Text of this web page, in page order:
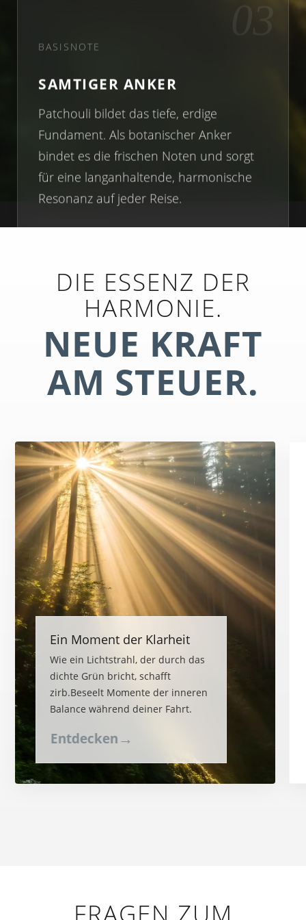
03
BASISNOTE
SAMTIGER ANKER
Patchouli bildet das tiefe, erdige
Fundament. Als botanischer Anker
bindet es die frischen Noten und sorgt
für eine langanhaltende, harmonische
Resonanz auf jeder Reise.
DIE ESSENZ DER
HARMONIE.
NEUE KRAFT
AM STEUER.
Ein Moment der Klarheit
Wie ein Lichtstrahl, der durch das
dichte Grün bricht, schafft
zirb.Beseelt Momente der inneren
Balance während deiner Fahrt.
Entdecken→
FRAGEN ZUM